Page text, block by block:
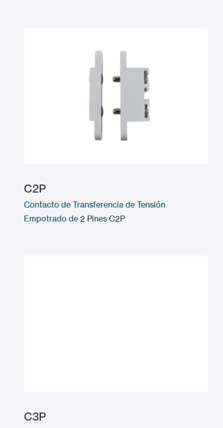
C2P
Contacto de Transferencia de Tensión
Empotrado de 2 Pines C2P
C3P